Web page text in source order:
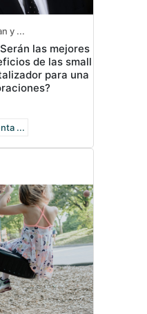
y ...
las mejores
de las small
para una
...